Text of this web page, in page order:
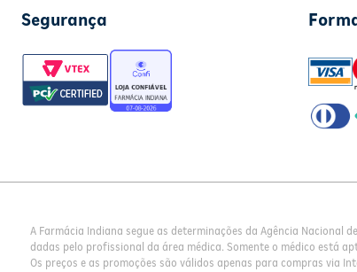
Segurança
A Farmácia Indiana segue as determinações da Agência Nacional
dadas pelo profissional da área médica. Somente o médico está
Os preços e as promoções são válidos apenas para compras via